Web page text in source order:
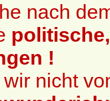
nach
!
nicht